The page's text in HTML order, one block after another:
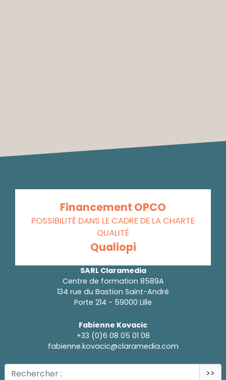
Financement OPCO
POSSIBILITÉ DANS LE CADRE DE LA CHARTE
QUALITÉ
Qualiopi
SARL Claramedia
Centre de formation 8589A
134 rue du Bastion Saint-André
Porte 214 - 59000 Lille
Fabienne Kovacic
+33 (0)6 08 05 01 08
fabienne.kovacic@claramedia.com
>>